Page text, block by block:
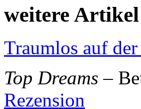
weitere
Traumlos auf
Top Dreams –
Rezension